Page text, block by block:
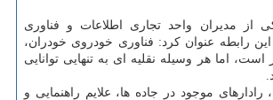
از مدیران واحد تجاری اطلاعات و فناوری
رابطه عنوان کرد: فناوری خودروی خودران،
اما هر وسیله نقلیه ای به تنهایی توانایی
رادارهای موجود در جاده ها، علایم راهنمایی و